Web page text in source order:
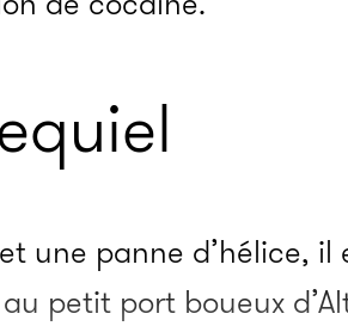
une panne d’hélice, il
petit port boueux